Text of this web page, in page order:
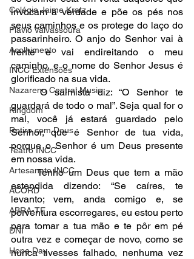
Colégio Jaime Kratz
Flavio Valvassoura
Acolhimento
INCC Extensões
Nazareno Central Music
Kingdom
Retiro com Deus
Teatro INCC
Artesanato INCC
ACORD
ABRA-TE
DNI
Hope Day
invocam a verdade e põe os pés nos
seus caminhos e os protege do laço do
passarinheiro. O anjo do Senhor vai à
frente e vai endireitando o meu
caminho, e o nome do Senhor Jesus é
glorificado na sua vida.
	O salmista diz: “O Senhor te
guardará de todo o mal”. Seja qual for o
mal, você já estará guardado pelo
Senhor, que é Senhor de tua vida,
porque o Senhor é um Deus presente
em nossa vida.
	Tenho um Deus que tem a mão
estendida dizendo: “Se caíres, te
levanto; vem, anda comigo e, se
porventura escorregares, eu estou perto
para tomar a tua mão e te pôr em pé
outra vez e começar de novo, como se
nunca tivesses falhado, nenhuma vez